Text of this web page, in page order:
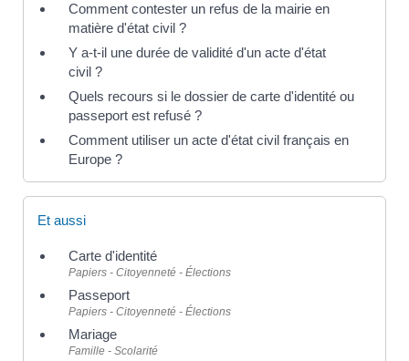
Comment contester un refus de la mairie en
matière d'état civil ?
Y a-t-il une durée de validité d'un acte d'état
civil ?
Quels recours si le dossier de carte d'identité ou
passeport est refusé ?
Comment utiliser un acte d'état civil français en
Europe ?
Et aussi
Carte d'identité
Papiers - Citoyenneté - Élections
Passeport
Papiers - Citoyenneté - Élections
Mariage
Famille - Scolarité